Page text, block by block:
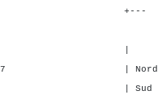
SA P
Nord 3 4
Sud 3 4